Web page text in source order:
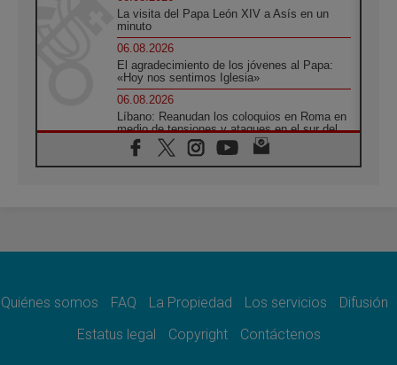
La visita del Papa León XIV a Asís en un
minuto
06.08.2026
El agradecimiento de los jóvenes al Papa:
«Hoy nos sentimos Iglesia»
06.08.2026
Líbano: Reanudan los coloquios en Roma en
medio de tensiones y ataques en el sur del
país
06.08.2026
noticia para todo el Uruguay
León XIV: La revolución del Evangelio
Quiénes somos FAQ La Propiedad Los servicios
Difusión
Estatus legal
Copyright Contáctenos